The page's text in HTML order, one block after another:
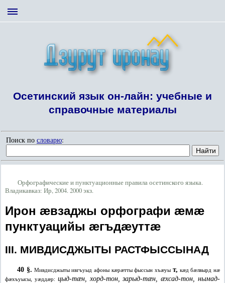
Осетинский язык он-лайн: учебные и
справочные материалы
Поиск по словарю:
Орфографические и пунктуационные правила осетинского языка.
Владикавказ: Ир, 2004. 2000 экз.
Ирон æвзаджы орфографи æмæ
пунктуацийы æгъдæуттæ
III. МИВДИСДЖЫТЫ РАСТФЫССЫНАД
40 §. Мивдисджыты ивгъуыд афоны кæрæтты фыссын хъæуы т, кæд бæлвырд нæ
фæхъуысы, уæддæр: цыд-тæн, хорд-тон, зарыд-тæн, æхсад-тон, нымад-